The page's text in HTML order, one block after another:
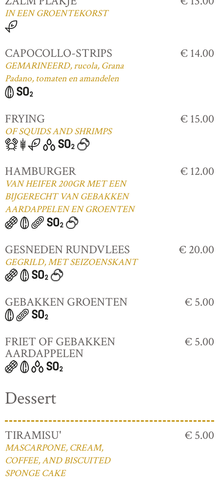
IN EEN GROENTEKORST
CAPOCOLLO-STRIPS
GEMARINEERD, rucola, Grana
Padano, tomaten en amandelen
€ 14.00
FRYING
OF SQUIDS AND SHRIMPS
€ 15.00
HAMBURGER
VAN HEIFER 200GR MET EEN
BIJGERECHT VAN GEBAKKEN
AARDAPPELEN EN GROENTEN
€ 12.00
GESNEDEN RUNDVLEES
GEGRILD, MET SEIZOENSKANT
€ 20.00
GEBAKKEN GROENTEN € 5.00
FRIET OF GEBAKKEN
AARDAPPELEN
€ 5.00
Dessert
TIRAMISU'
MASCARPONE, CREAM,
COFFEE, AND BISCUITED
SPONGE CAKE
€ 5.00